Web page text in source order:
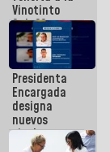
Vinotinto
Sub 20
campeona
frente
México Sub
23 en los
Centroamericanos
Presidenta
Encargada
designa
nuevos
titulares en